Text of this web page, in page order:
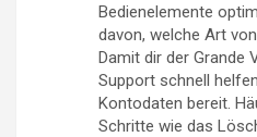
Bedienelemente
davon, welche Art
Damit dir der Grande
Support schnell
Kontodaten bereit.
Schritte wie das